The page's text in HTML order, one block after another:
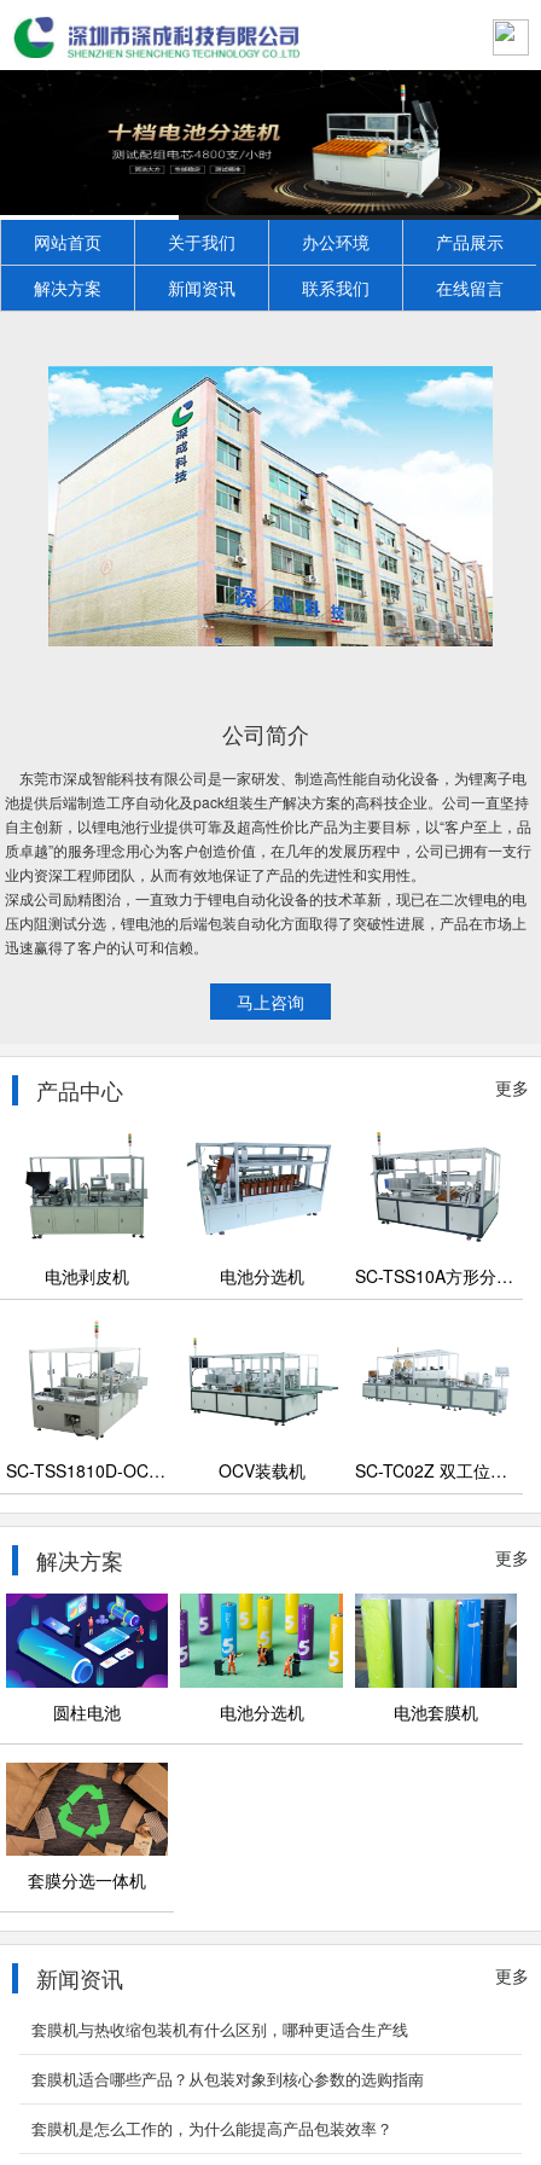
网站首页 关于我们 办公环境
产品展示
解决方案
新闻资讯 联系我们 在线留言
公司简介
东莞市深成智能科技有限公司是一家研发、制造高性能自动化设备，为锂离子电
池提供后端制造工序自动化及pack组装生产解决方案的高科技企业。公司一直坚持
自主创新，以锂电池行业提供可靠及超高性价比产品为主要目标，以“客户至上，品
质卓越”的服务理念用心为客户创造价值，在几年的发展历程中，公司已拥有一支行
业内资深工程师团队，从而有效地保证了产品的先进性和实用性。
深成公司励精图治，一直致力于锂电自动化设备的技术革新，现已在二次锂电的电
压内阻测试分选，锂电池的后端包装自动化方面取得了突破性进展，产品在市场上
迅速赢得了客户的认可和信赖。
马上咨询
更多
产品中心
电池剥皮机 电池分选机 SC-TSS10A方形分选机
SC-TSS1810D-OCV分选机 OCV装载机 SC-TC02Z 双工位套膜机
更多
解决方案
圆柱电池 电池分选机 电池套膜机
套膜分选一体机
更多
新闻资讯
套膜机与热收缩包装机有什么区别，哪种更适合生产线
套膜机适合哪些产品？从包装对象到核心参数的选购指南
套膜机是怎么工作的，为什么能提高产品包装效率？